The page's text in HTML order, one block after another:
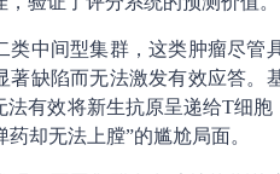
类中间型集群，这类肿瘤尽管
著缺陷而无法激发有效应答。
法有效将新生抗原呈递给T细
却无法上膛”的尴尬局面。